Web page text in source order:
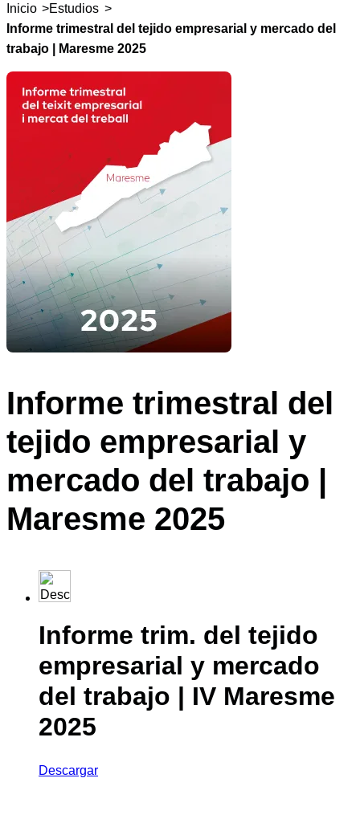
Inicio >Estudios >
Informe trimestral del tejido empresarial y mercado del
trabajo | Maresme 2025
Informe trimestral del
tejido empresarial y
mercado del trabajo |
Maresme 2025
Informe trim. del tejido
empresarial y mercado
del trabajo | IV Maresme
2025
Descargar